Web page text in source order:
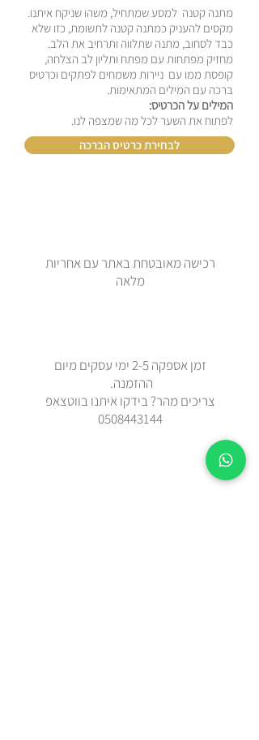
מתנה קטנה למסע שמתחיל, משהו שניקח איתנו.
מקסים להעניק כמתנה קטנה לתשומת, כזו שלא
כבד לסחוב, מתנה שתלווה ותרחיב את הלב.
מחזיק מפתחות עם מפתח ותליון לב הצלחה,
קופסת ממו עם ניירות משמחים לפתקים וכרטיס
ברכה עם המילים המתאימות.
המילים על הכרטיס:
לפתוח את השער לכל מה שמצפה לנו.
לבחירת כרטיס הברכה
רכישה מאובטחת באתר עם אחריות
מלאה
זמן אספקה 2-5 ימי עסקים מיום
ההזמנה.
צריכים מהר? בידקו איתנו בווטצאפ
0508443144